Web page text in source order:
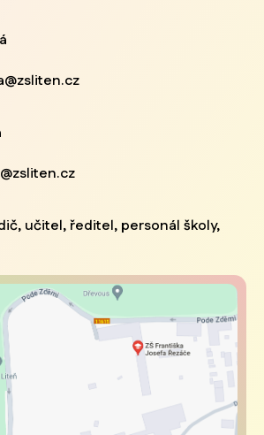
učitel, ředitel, personál školy,